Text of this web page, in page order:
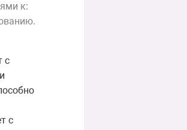
к:
с
с